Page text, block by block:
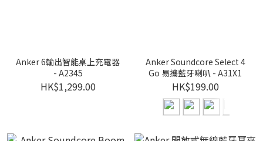
Anker 6輸出智能桌上充電器
- A2345
HK$1,299.00
Anker Soundcore Select 4
Go 易攜藍牙喇叭 - A31X1
HK$199.00